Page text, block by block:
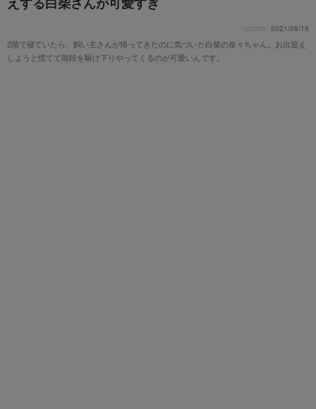
update 2021/09/16
2階で寝ていたら、飼い主さんが帰ってきたのに気づいた白柴の奈々ちゃん。お出迎え
しようと慌てて階段を駆け下りやってくるのが可愛いんです。